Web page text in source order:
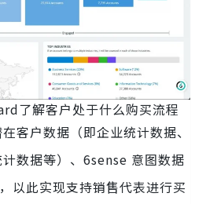
了解客户处于什么购买流程
客户数据（即企业统计数据、
数据等）、6sense 意图数据
以此实现支持销售代表进行买